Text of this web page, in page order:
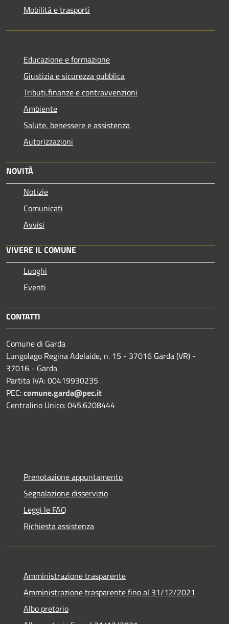
Mobilità e trasporti
Educazione e formazione
Giustizia e sicurezza pubblica
Tributi,finanze e contravvenzioni
Ambiente
Salute, benessere e assistenza
Autorizzazioni
NOVITÀ
Notizie
Comunicati
Avvisi
VIVERE IL COMUNE
Luoghi
Eventi
CONTATTI
Comune di Garda
Lungolago Regina Adelaide, n. 15 - 37016 Garda (VR) -
37016 - Garda
Partita IVA: 00419930235
PEC:comune.garda@pec.it
Centralino Unico: 045.6208444
Prenotazione appuntamento
Segnalazione disservizio
Leggi le FAQ
Richiesta assistenza
Amministrazione trasparente
Amministrazione trasparente fino al 31/12/2021
Albo pretorio